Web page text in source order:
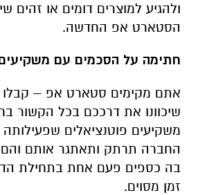
ולהגיע למוצרים דומים או זהים
הסטארט אפ החדשה.
חתימה על הסכמים עם
אתם מקימים סטארט אפ – קבלו
שיכוונו את דרככם בכל הקשור
משקיעים פוטנציאלים שפעילותה
החברה תרתק ותאתגר אותם והם
בה כספים פעם אחת בתחילת
זמן מסוים.